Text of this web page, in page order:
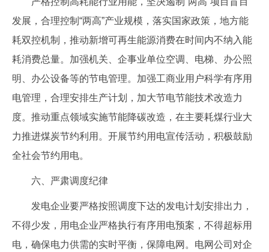
发展，合理控制“两高”产业规模，落实国家政策，地方能
耗双控机制，推动新增可再生能源消费在时间内不纳入能
耗消费总量。加强机关、企事业单位空调、电梯、办公照
明、办公设备等的节电管理。加强工商业用户科学有序用
电管理，合理安排生产计划，加大节电节能技术改造力
度。推动重点领域实施节能降碳改造，在主要耗煤行业大
力推进煤炭节约利用。开展节约用电宣传活动，积极鼓励
全社会节约用电。
六、严肃调度纪律
发电企业要严格按照调度下达的发电计划安排出力，
不得少发，用电企业严格执行有序用电预案，不得超标用
电，确保电力供需的实时平衡，保障电网。电网公司对企